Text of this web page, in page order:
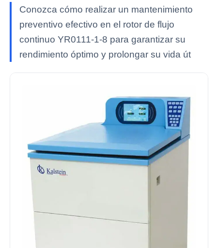
Conozca cómo realizar un mantenimiento
preventivo efectivo en el rotor de flujo
continuo YR0111-1-8 para garantizar su
rendimiento óptimo y prolongar su vida út